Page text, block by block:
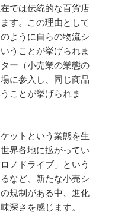
では伝統的な百貨店
す。この理由として
ように自らの物流シ
うことが挙げられま
ー（小売業の業態の
に参入し、同じ商品
ことが挙げられま
ットという業態を生
界各地に拡がってい
ノドライブ」という
など、新たな小売シ
規制がある中、進化
深さを感じます。